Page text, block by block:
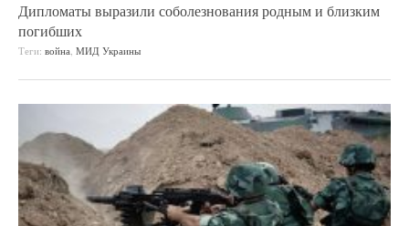
Дипломаты выразили соболезнования родным и близким
погибших
Теги: война, МИД Украины